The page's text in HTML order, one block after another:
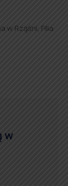
w Rząśni, Filia
w